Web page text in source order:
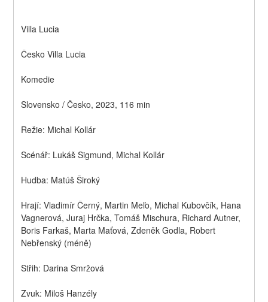
Villa Lucia
Česko Villa Lucia
Komedie
Slovensko / Česko, 2023, 116 min
Režie: Michal Kollár
Scénář: Lukáš Sigmund, Michal Kollár
Hudba: Matúš Široký
Hrají: Vladimír Černý, Martin Meľo, Michal Kubovčík, Hana
Vagnerová, Juraj Hrčka, Tomáš Mischura, Richard Autner,
Boris Farkaš, Marta Maťová, Zdeněk Godla, Robert
Nebřenský (méně)
Střih: Darina Smržová
Zvuk: Miloš Hanzély